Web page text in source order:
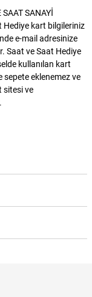
SANAYİ
Hediye kart bilgileriniz
e-mail adresinize
Saat ve Saat Hediye
kullanılan kart
sepete eklenemez ve
sitesi ve